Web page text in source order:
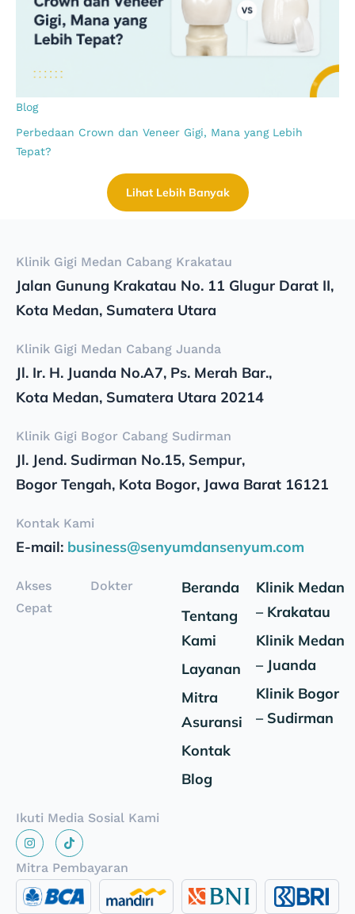
Lihat Lebih Banyak
Blog
Perbedaan Crown dan Veneer Gigi, Mana yang Lebih
Tepat?
Klinik Gigi Medan Cabang Krakatau
Jalan Gunung Krakatau No. 11 Glugur Darat II,
Kota Medan, Sumatera Utara
Klinik Gigi Medan Cabang Juanda
Jl. Ir. H. Juanda No.A7, Ps. Merah Bar.,
Kota Medan, Sumatera Utara 20214
Klinik Gigi Bogor Cabang Sudirman
Jl. Jend. Sudirman No.15, Sempur,
Bogor Tengah, Kota Bogor, Jawa Barat 16121
Kontak Kami
E-mail: business@senyumdansenyum.com
Akses
Cepat
Dokter
Beranda
Tentang
Kami
Layanan
Mitra
Asuransi
Kontak
Blog
Klinik Medan
– Krakatau
Klinik Medan
– Juanda
Klinik Bogor
– Sudirman
Ikuti Media Sosial Kami
Mitra Pembayaran